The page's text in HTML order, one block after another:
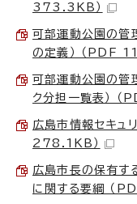
373.3KB）
可部運動公園の管
の定義） （PDF
可部運動公園の管
ク分担一覧表）
広島市情報セキュ
278.1KB）
広島市長の保有す
に関する要綱 （